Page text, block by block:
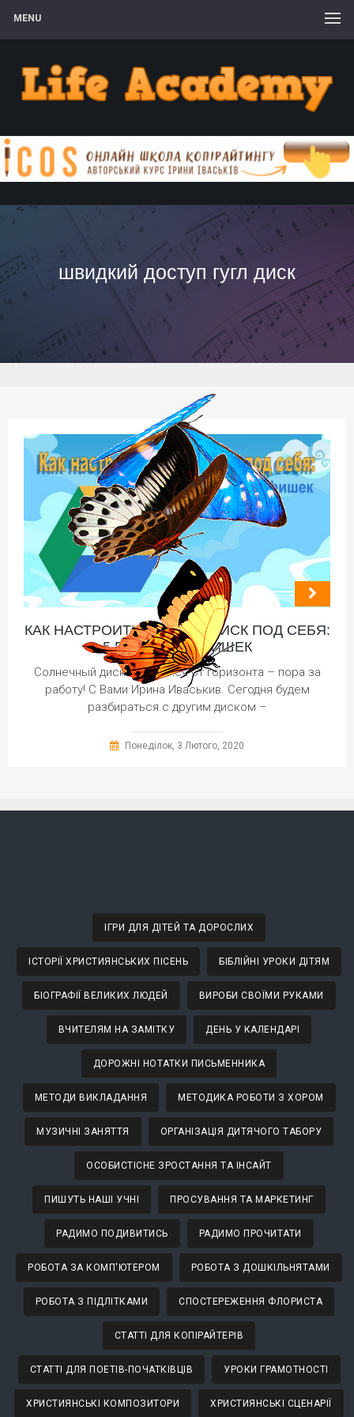
MENU
швидкий доступ гугл диск
КАК НАСТРОИТЬ GOOGLE ДИСК ПОД СЕБЯ:
5 ПОЛЕЗНЫХ ФИШЕК
Солнечный диск оторвался от горизонта – пора за
работу! С Вами Ирина Иваськив. Сегодня будем
разбираться с другим диском –
Понеділок, 3 Лютого, 2020
ІГРИ ДЛЯ ДІТЕЙ ТА ДОРОСЛИХ
ІСТОРІЇ ХРИСТИЯНСЬКИХ ПІСЕНЬ БІБЛІЙНІ УРОКИ ДІТЯМ
БІОГРАФІЇ ВЕЛИКИХ ЛЮДЕЙ ВИРОБИ СВОЇМИ РУКАМИ
ВЧИТЕЛЯМ НА ЗАМІТКУ ДЕНЬ У КАЛЕНДАРІ
ДОРОЖНІ НОТАТКИ ПИСЬМЕННИКА
МЕТОДИ ВИКЛАДАННЯ МЕТОДИКА РОБОТИ З ХОРОМ
МУЗИЧНІ ЗАНЯТТЯ ОРГАНІЗАЦІЯ ДИТЯЧОГО ТАБОРУ
ОСОБИСТІСНЕ ЗРОСТАННЯ ТА ІНСАЙТ
ПИШУТЬ НАШІ УЧНІ ПРОСУВАННЯ ТА МАРКЕТИНГ
РАДИМО ПОДИВИТИСЬ РАДИМО ПРОЧИТАТИ
РОБОТА ЗА КОМП'ЮТЕРОМ РОБОТА З ДОШКІЛЬНЯТАМИ
РОБОТА З ПІДЛІТКАМИ СПОСТЕРЕЖЕННЯ ФЛОРИСТА
СТАТТІ ДЛЯ КОПІРАЙТЕРІВ
СТАТТІ ДЛЯ ПОЕТІВ-ПОЧАТКІВЦІВ УРОКИ ГРАМОТНОСТІ
ХРИСТИЯНСЬКІ КОМПОЗИТОРИ ХРИСТИЯНСЬКІ СЦЕНАРІЇ